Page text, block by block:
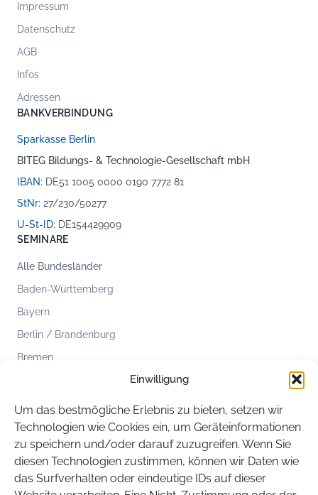
Einwilligung
Um das bestmögliche Erlebnis zu bieten, setzen wir
Technologien wie Cookies ein, um Geräteinformationen
zu speichern und/oder darauf zuzugreifen. Wenn Sie
diesen Technologien zustimmen, können wir Daten wie
das Surfverhalten oder eindeutige IDs auf dieser
Impressum
Datenschutz
AGB
Infos
Adressen
BANKVERBINDUNG
Sparkasse Berlin
BITEG Bildungs- & Technologie-Gesellschaft mbH
IBAN: DE51 1005 0000 0190 7772 81
StNr: 27/230/50277
U-St-ID: DE154429909
SEMINARE
Alle Bundesländer
Baden-Württemberg
Bayern
Berlin / Brandenburg
Bremen
Mecklenburg-Vorpommern
Niedersachsen
Nordrhein-Westfalen